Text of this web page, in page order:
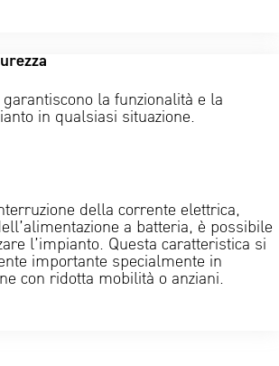
la funzionalità e la
in qualsiasi situazione.
della corrente elettrica,
a batteria, è possibile
l’impianto. Questa caratteristica si
importante specialmente in
con ridotta mobilità o anziani.